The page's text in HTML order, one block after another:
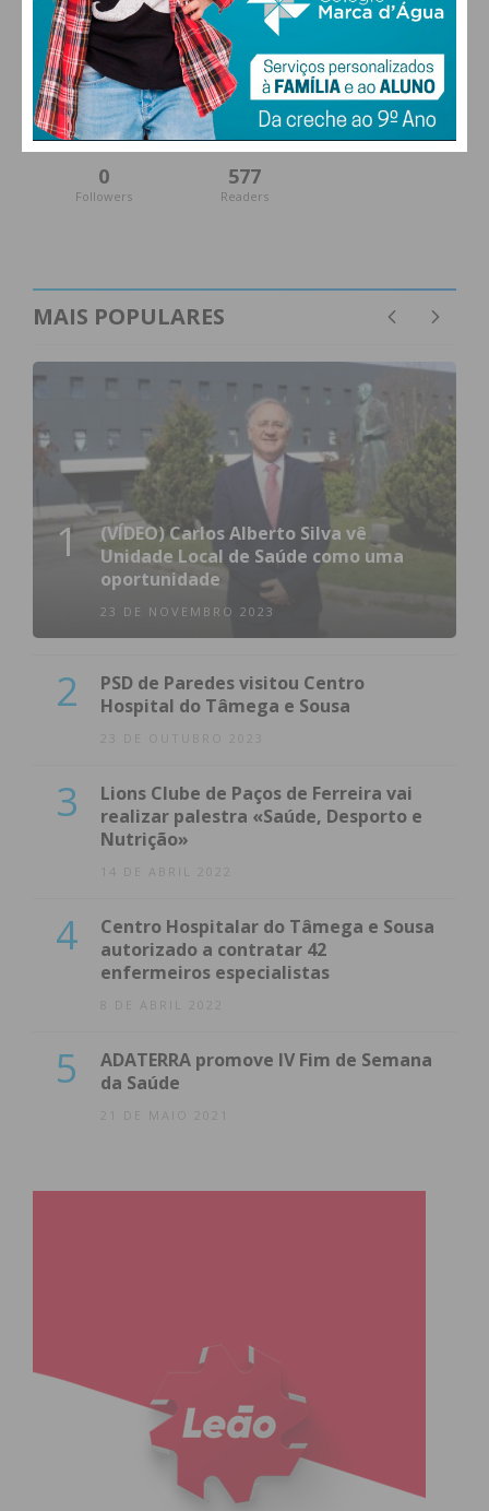
27,0k
Fans Followers
1,2k
Subscribers
0
Followers
577
Readers
MAIS POPULARES
1
(VÍDEO) Carlos Alberto Silva vê
Unidade Local de Saúde como uma
oportunidade
23 DE NOVEMBRO 2023
2
PSD de Paredes visitou Centro
Hospital do Tâmega e Sousa
23 DE OUTUBRO 2023
3
Lions Clube de Paços de Ferreira vai
realizar palestra «Saúde, Desporto e
Nutrição»
14 DE ABRIL 2022
4
Centro Hospitalar do Tâmega e Sousa
autorizado a contratar 42
enfermeiros especialistas
8 DE ABRIL 2022
5
ADATERRA promove IV Fim de Semana
da Saúde
21 DE MAIO 2021